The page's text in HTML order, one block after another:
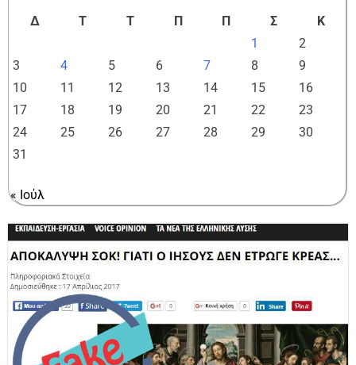
Δ
Τ Τ Π Π Σ
Κ
1
2
3
4 5 6 7 8
9
10
11 12 13 14 15
16
17
18 19 20 21 22
23
24
25 26 27 28 29
30
31
« Ιούλ